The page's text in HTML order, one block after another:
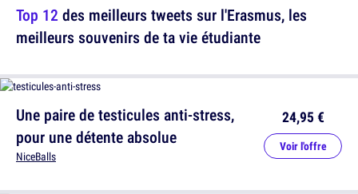
Top 12 des meilleurs tweets sur l'Erasmus, les
meilleurs souvenirs de ta vie étudiante
Une paire de testicules anti-stress,
pour une détente absolue
NiceBalls
24,95 €
Voir l'offre